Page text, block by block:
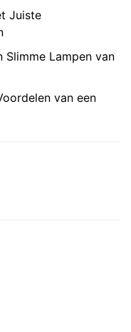
Juiste
Slimme Lampen van
van een